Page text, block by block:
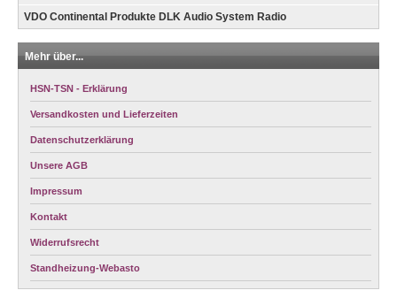
VDO Continental Produkte DLK Audio System Radio
Mehr über...
HSN-TSN - Erklärung
Versandkosten und Lieferzeiten
Datenschutzerklärung
Unsere AGB
Impressum
Kontakt
Widerrufsrecht
Standheizung-Webasto